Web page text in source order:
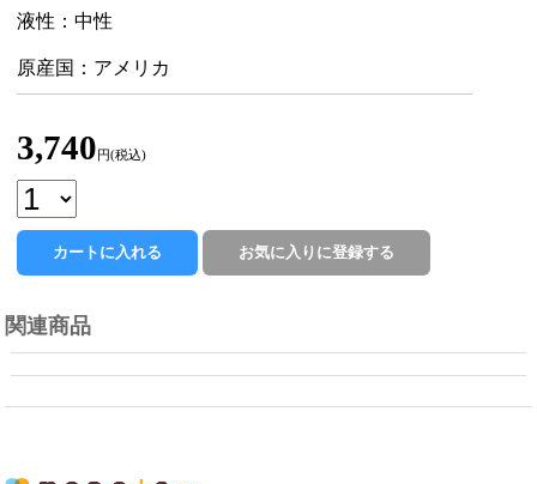
液性：中性
原産国：アメリカ
3,740 円(税込)
関連商品